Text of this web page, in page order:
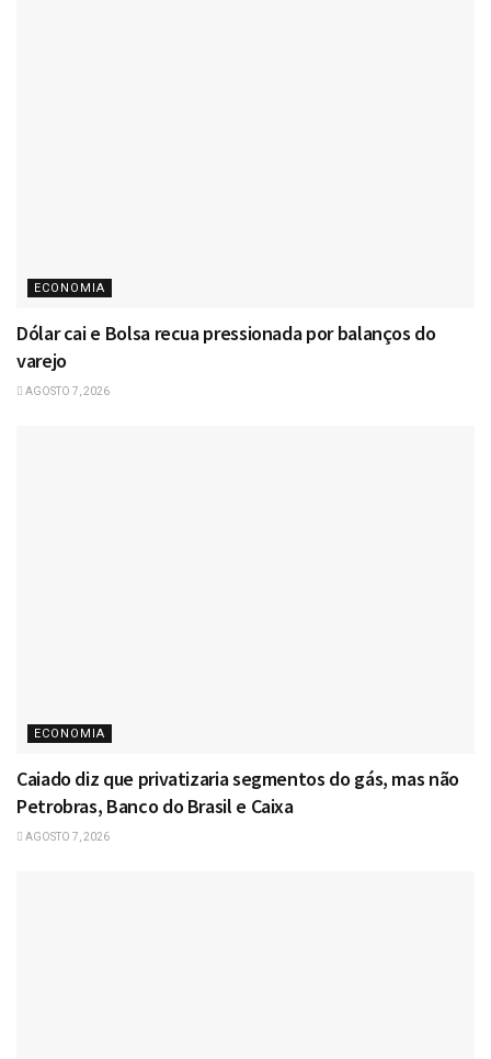
ECONOMIA
Dólar cai e Bolsa recua pressionada por balanços do
varejo
AGOSTO 7, 2026
ECONOMIA
Caiado diz que privatizaria segmentos do gás, mas não
Petrobras, Banco do Brasil e Caixa
AGOSTO 7, 2026